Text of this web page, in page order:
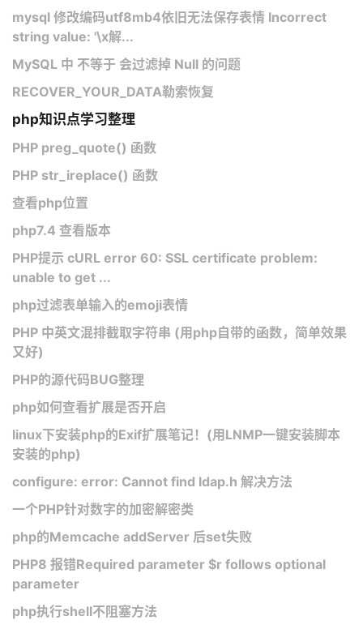
mysql 修改编码utf8mb4依旧无法保存表情 Incorrect
string value: '\x解...
MySQL 中 不等于 会过滤掉 Null 的问题
RECOVER_YOUR_DATA勒索恢复
php知识点学习整理
PHP preg_quote() 函数
PHP str_ireplace() 函数
查看php位置
php7.4 查看版本
PHP提示 cURL error 60: SSL certificate problem:
unable to get ...
php过滤表单输入的emoji表情
PHP 中英文混排截取字符串 (用php自带的函数，简单效果
又好)
PHP的源代码BUG整理
php如何查看扩展是否开启
linux下安装php的Exif扩展笔记！(用LNMP一键安装脚本
安装的php)
configure: error: Cannot find ldap.h 解决方法
一个PHP针对数字的加密解密类
php的Memcache addServer 后set失败
PHP8 报错Required parameter $r follows optional
parameter
php执行shell不阻塞方法